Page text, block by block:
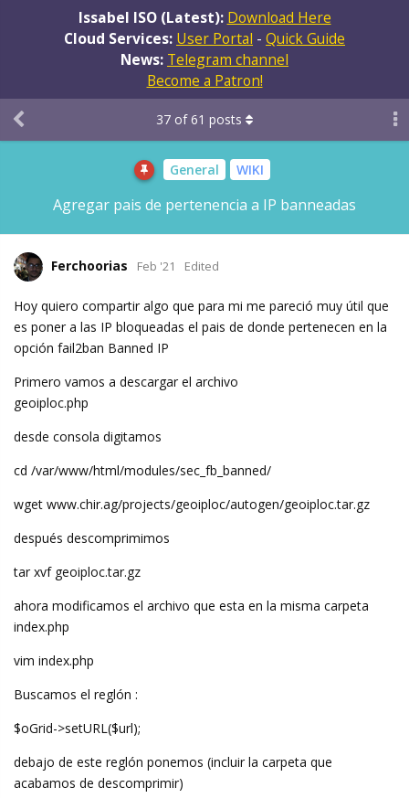
Issabel ISO (Latest): Download Here
Cloud Services: User Portal - Quick Guide
News: Telegram channel
Become a Patron!
General WIKI
Agregar pais de pertenencia a IP banneadas
37 of61 posts
Ferchoorias Feb '21 Edited
Hoy quiero compartir algo que para mi me pareció muy útil que
es poner a las IP bloqueadas el pais de donde pertenecen en la
opción fail2ban Banned IP
Primero vamos a descargar el archivo
geoiploc.php
desde consola digitamos
cd /var/www/html/modules/sec_fb_banned/
wget www.chir.ag/projects/geoiploc/autogen/geoiploc.tar.gz
después descomprimimos
tar xvf geoiploc.tar.gz
ahora modificamos el archivo que esta en la misma carpeta
index.php
vim index.php
Buscamos el reglón :
$oGrid->setURL($url);
debajo de este reglón ponemos (incluir la carpeta que
acabamos de descomprimir)